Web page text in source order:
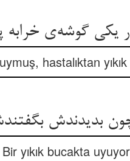
hastalıktan
Bir yıkık bucakta